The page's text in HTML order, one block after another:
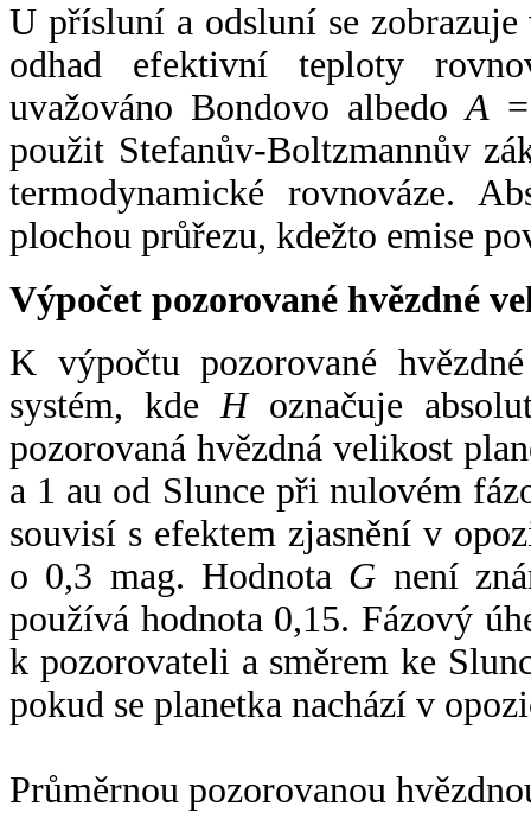
U přísluní a odsluní se
odhad efektivní teploty
uvažováno Bondovo albedoA
použit Stefanův-Boltzmannův
termodynamické rovnováze.
plochou průřezu, kdežto emise
Výpočet pozorované hvězdné
K výpočtu pozorované
systém, kde Hoznačuje
pozorovaná hvězdná velikost
a 1 au od Slunce při nulovém
souvisí s efektem zjasnění v
o 0,3 mag. Hodnota G není
používá hodnota 0,15. Fázový
k pozorovateli a směrem ke
pokud se planetka nachází v
Průměrnou pozorovanou